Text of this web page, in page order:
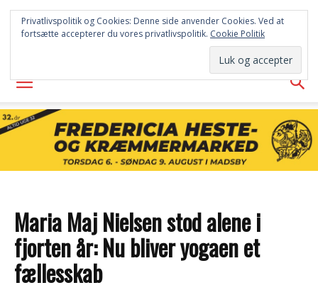
FREDERICIA
AVISEN
Maria Maj Nielsen stod alene i
fjorten år: Nu bliver yogaen et
fællesskab
Privatlivspolitik og Cookies: Denne side anvender Cookies. Ved at
fortsætte accepterer du vores privatlivspolitik. Cookie Politik